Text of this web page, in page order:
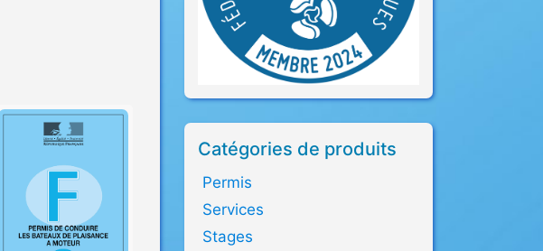
Catégories de produits
Permis
Services
Stages